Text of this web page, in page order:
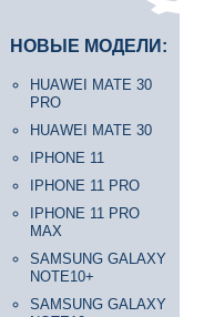
НОВЫЕ МОДЕЛИ:
HUAWEI MATE 30
PRO
HUAWEI MATE 30
IPHONE 11
IPHONE 11 PRO
IPHONE 11 PRO
MAX
SAMSUNG GALAXY
NOTE10+
SAMSUNG GALAXY